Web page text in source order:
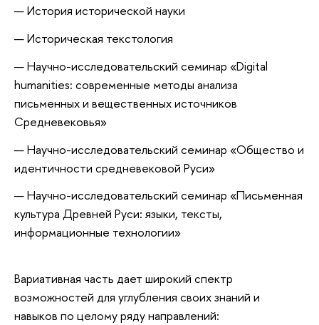
История исторической науки
Историческая текстология
Научно-исследовательский семинар «Digital
humanities: современные методы анализа
письменных и вещественных источников
Средневековья»
Научно-исследовательский семинар «Общество и
идентичности средневековой Руси»
Научно-исследовательский семинар «Письменная
культура Древней Руси: языки, тексты,
информационные технологии»
Вариативная часть дает широкий спектр
возможностей для углубления своих знаний и
навыков по целому ряду направлений: